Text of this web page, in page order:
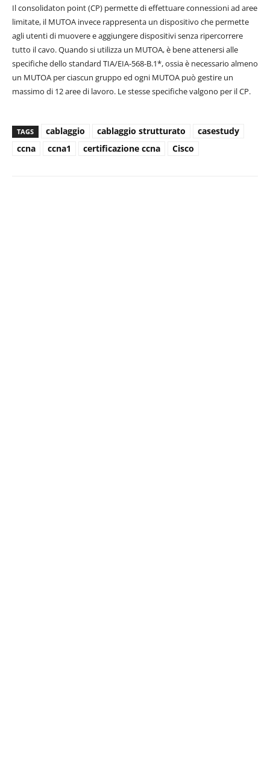
Il consolidaton point (CP) permette di effettuare connessioni ad aree
limitate, il MUTOA invece rappresenta un dispositivo che permette
agli utenti di muovere e aggiungere dispositivi senza ripercorrere
tutto il cavo. Quando si utilizza un MUTOA, è bene attenersi alle
specifiche dello standard TIA/EIA-568-B.1*, ossia è necessario almeno
un MUTOA per ciascun gruppo ed ogni MUTOA può gestire un
massimo di 12 aree di lavoro. Le stesse specifiche valgono per il CP.
TAGS cablaggio cablaggio strutturato
casestudy
ccna
ccna1 certificazione ccna Cisco